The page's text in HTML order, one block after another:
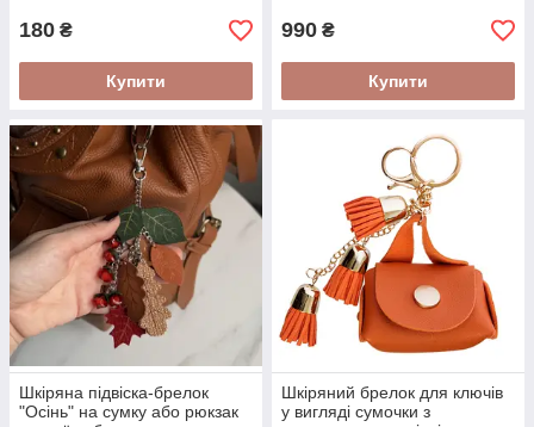
180 ₴
Купити
990 ₴
Купити
Шкіряна підвіска-брелок
"Осінь" на сумку або рюкзак
Шкіряний брелок для ключів
у вигляді сумочки з